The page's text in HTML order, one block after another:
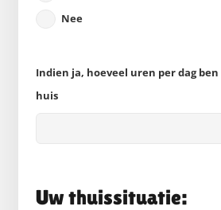
Nee
Indien ja, hoeveel uren per dag
huis
Uw thuissituatie: